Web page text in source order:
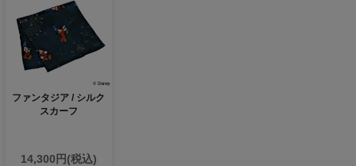
ファンタジア / シルク
スカーフ
14,300円(税込)